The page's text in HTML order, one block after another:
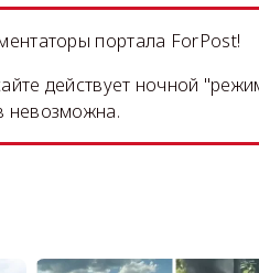
портала ForPost!
действует ночной
невозможна.